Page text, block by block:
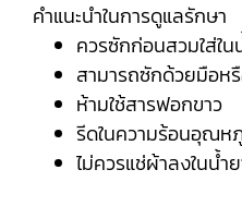
คำแนะนำในการดูแลรักษา
ควรซักก่อนสวมใส่
สามารถซักด้วยมือห
ห้ามใช้สารฟอกขาว
รีดในความร้อนอุณห
ไม่ควรแช่ผ้าลงในน้